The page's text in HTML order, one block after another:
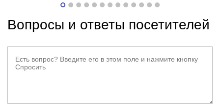
Вопросы и ответы посетителей